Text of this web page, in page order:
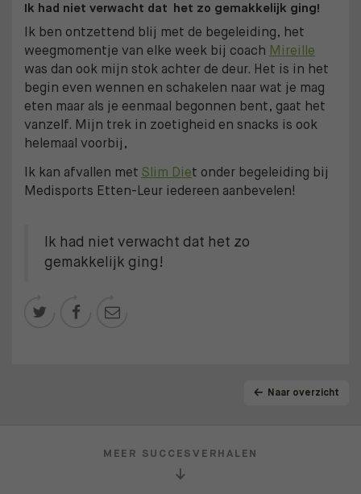
Ik had niet verwacht dat het zo gemakkelijk ging!
Ik ben ontzettend blij met de begeleiding, het
weegmomentje van elke week bij coach Mireille
was dan ook mijn stok achter de deur. Het is in het
begin even wennen en schakelen naar wat je mag
eten maar als je eenmaal begonnen bent, gaat het
vanzelf. Mijn trek in zoetigheid en snacks is ook
helemaal voorbij,
Ik kan afvallen met Slim Diet onder begeleiding bij
Medisports Etten-Leur iedereen aanbevelen!
Ik had niet verwacht dat het zo
gemakkelijk ging!
  
Naar overzicht
MEER SUCCESVERHALEN